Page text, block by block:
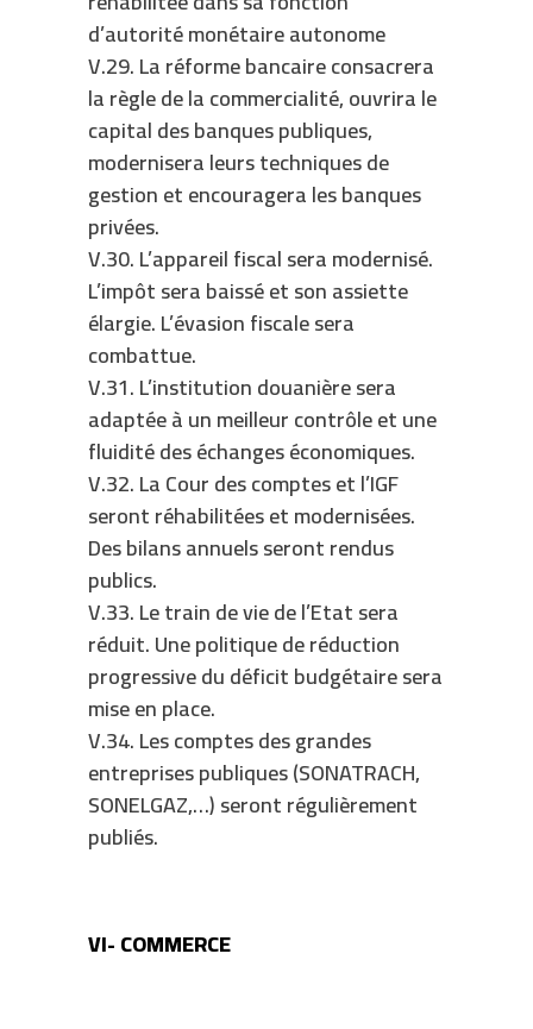
d’autorité monétaire autonome
V.29. La réforme bancaire consacrera
la règle de la commercialité, ouvrira le
capital des banques publiques,
modernisera leurs techniques de
gestion et encouragera les banques
privées.
V.30. L’appareil fiscal sera modernisé.
L’impôt sera baissé et son assiette
élargie. L’évasion fiscale sera
combattue.
V.31. L’institution douanière sera
adaptée à un meilleur contrôle et une
fluidité des échanges économiques.
V.32. La Cour des comptes et l’IGF
seront réhabilitées et modernisées.
Des bilans annuels seront rendus
publics.
V.33. Le train de vie de l’Etat sera
réduit. Une politique de réduction
progressive du déficit budgétaire sera
mise en place.
V.34. Les comptes des grandes
entreprises publiques (SONATRACH,
SONELGAZ,…) seront régulièrement
publiés.
VI- COMMERCE